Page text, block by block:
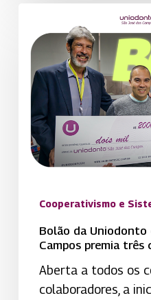
Uniodonto
São
dos
Campos
premia
cooperados
Cooperativismo e
Bolão da Uniodonto
Campos premia três
Aberta a todos os
colaboradores, a